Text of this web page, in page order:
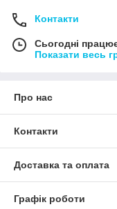
Контакти
Сьогодні
Показати весь
Про нас
Контакти
Доставка та оплата
Графік роботи